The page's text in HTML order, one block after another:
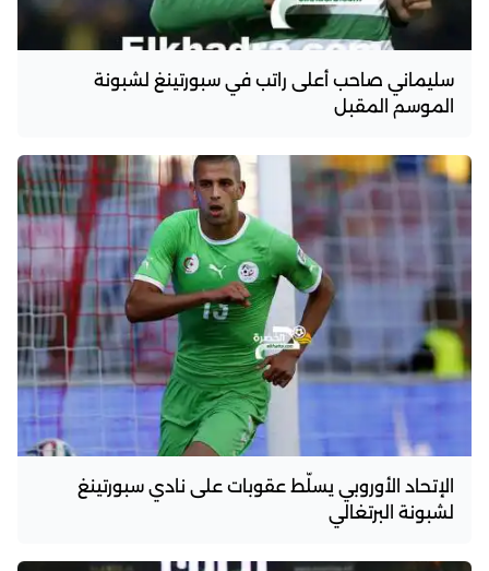
سليماني صاحب أعلى راتب في سبورتينغ لشبونة
الموسم المقبل
الإتحاد الأوروبي يسلّط عقوبات على نادي سبورتينغ
لشبونة البرتغالي